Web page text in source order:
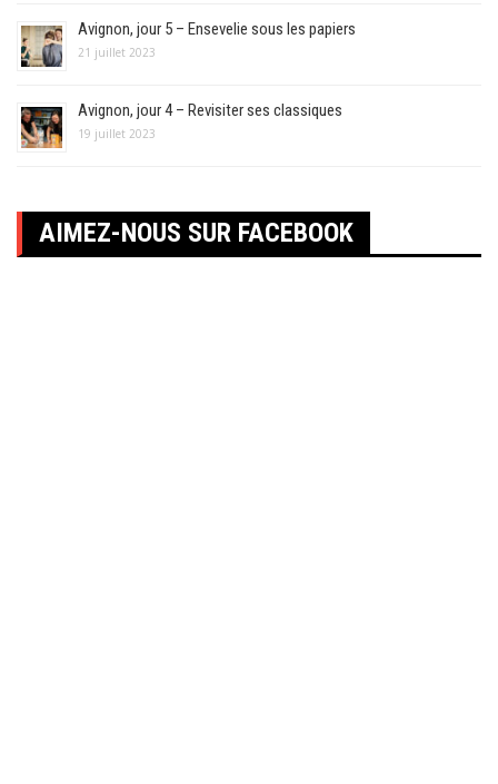
Avignon, jour 5 – Ensevelie sous les papiers
21 juillet 2023
Avignon, jour 4 – Revisiter ses classiques
19 juillet 2023
AIMEZ-NOUS SUR FACEBOOK